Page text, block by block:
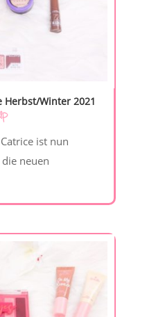
Winter 2021
ist nun
neuen